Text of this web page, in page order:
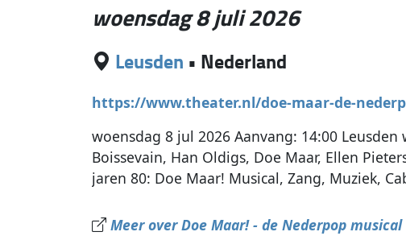
woensdag 8 juli 2026
Leusden • Nederland
https://www.theater.nl/doe-maar-de-
woensdag 8 jul 2026 Aanvang: 14:00
Boissevain, Han Oldigs, Doe Maar, Ellen
jaren 80: Doe Maar! Musical, Zang, Muziek,
Meer over Doe Maar! - de Nederpop